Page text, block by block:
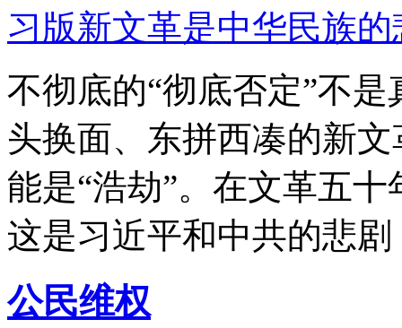
习版新文革是中华民族的
不彻底的“彻底否定”不
头换面、东拼西凑的新
能是“浩劫”。在文革五
这是习近平和中共的悲
公民维权